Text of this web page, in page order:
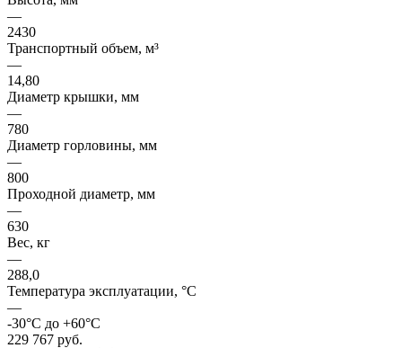
—
2430
Транспортный объем, м³
—
14,80
Диаметр крышки, мм
—
780
Диаметр горловины, мм
—
800
Проходной диаметр, мм
—
630
Вес, кг
—
288,0
Температура эксплуатации, °C
—
-30°C до +60°C
229 767 руб.